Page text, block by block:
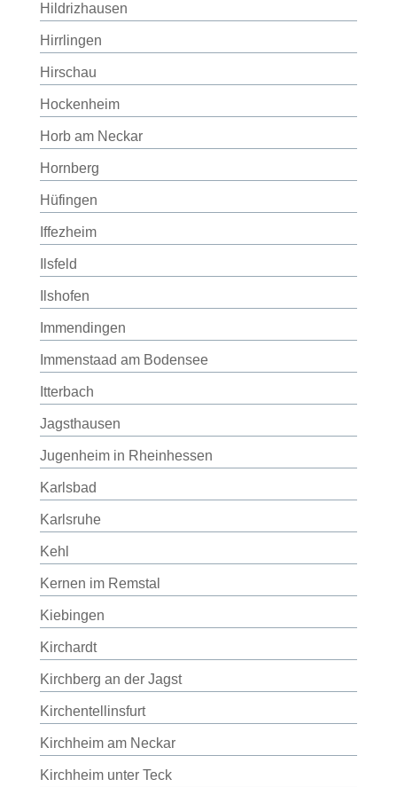
Hildrizhausen
Hirrlingen
Hirschau
Hockenheim
Horb am Neckar
Hornberg
Hüfingen
Iffezheim
Ilsfeld
Ilshofen
Immendingen
Immenstaad am Bodensee
Itterbach
Jagsthausen
Jugenheim in Rheinhessen
Karlsbad
Karlsruhe
Kehl
Kernen im Remstal
Kiebingen
Kirchardt
Kirchberg an der Jagst
Kirchentellinsfurt
Kirchheim am Neckar
Kirchheim unter Teck